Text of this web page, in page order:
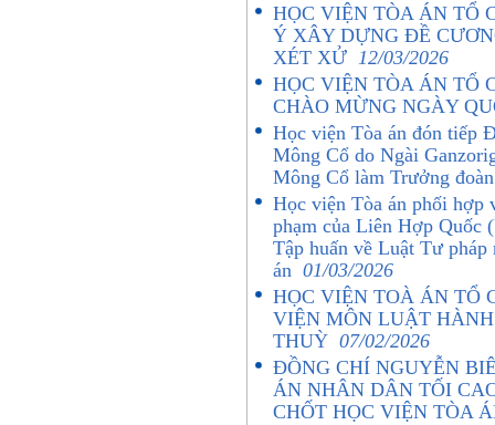
HỌC VIỆN TÒA ÁN TỔ
Ý XÂY DỰNG ĐỀ
XÉT XỬ 12/03/2026
HỌC VIỆN TÒA ÁN TỔ
CHÀO MỪNG NGÀY
Học viện Tòa án đón tiếp
Mông Cổ do Ngài
Mông Cổ làm Trưởng
Học viện Tòa án phối hợp
phạm của Liên Hợp Quốc
Tập huấn về Luật Tư
án 01/03/2026
HỌC VIỆN TOÀ ÁN TỔ
VIỆN MÔN LUẬT
THUỲ 07/02/2026
ĐỒNG CHÍ NGUYỄN
ÁN NHÂN DÂN TỐI
CHỐT HỌC VIỆN TÒA